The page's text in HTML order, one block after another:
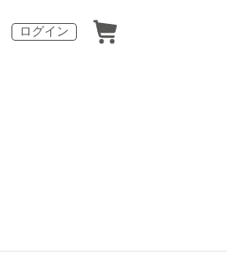
ログイン